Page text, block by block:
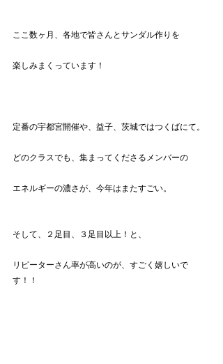
ここ数ヶ月、各地で皆さんとサンダル作りを
楽しみまくっています！
定番の宇都宮開催や、益子、茨城ではつくばにて。
どのクラスでも、集まってくださるメンバーの
エネルギーの濃さが、今年はまたすごい。
そして、２足目、３足目以上！と、
リピーターさん率が高いのが、すごく嬉しいで
す！！